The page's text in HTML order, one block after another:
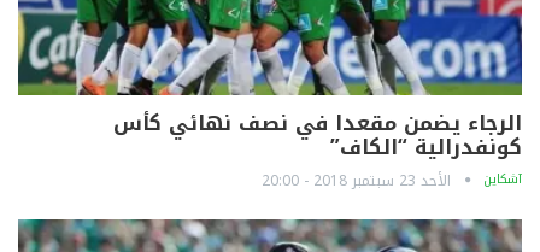
الرجاء يضمن مقعدا في نصف نهائي كأس
كونفدرالية “الكاف”
آشكاين الأحد 23 سبتمبر 2018 - 20:00